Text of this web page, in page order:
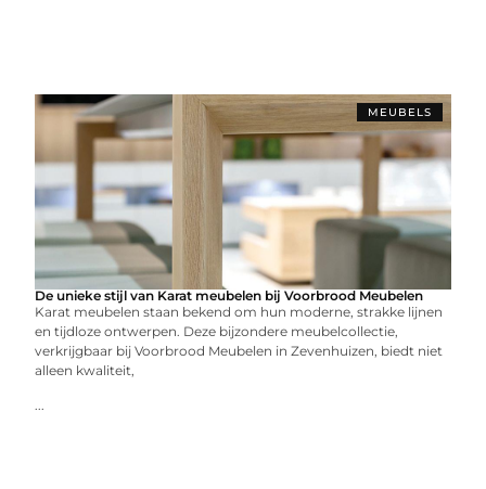
MEUBELS
De unieke stijl van Karat meubelen bij Voorbrood Meubelen
Karat meubelen staan bekend om hun moderne, strakke lijnen
en tijdloze ontwerpen. Deze bijzondere meubelcollectie,
verkrijgbaar bij Voorbrood Meubelen in Zevenhuizen, biedt niet
alleen kwaliteit,
...